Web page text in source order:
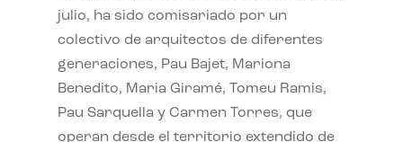
julio, ha sido comisariado por un
colectivo de arquitectos de diferentes
generaciones, Pau Bajet, Mariona
Benedito, Maria Giramé, Tomeu Ramis,
Pau Sarquella y Carmen Torres, que
operan desde el territorio extendido de